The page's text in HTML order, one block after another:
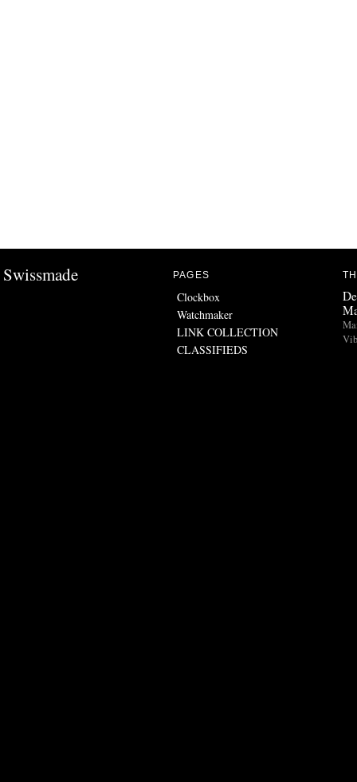
Swissmade PAGES
Clockbox
Watchmaker
LINK COLLECTION
CLASSIFIEDS